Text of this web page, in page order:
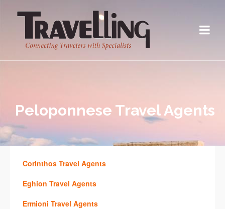
Peloponnese Travel Agents
Corinthos Travel Agents
Eghion Travel Agents
Ermioni Travel Agents